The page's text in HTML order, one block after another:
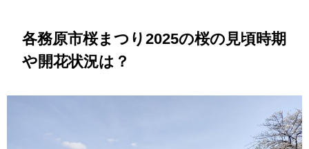
各務原市桜まつり2025の桜の見頃時期
や開花状況は？